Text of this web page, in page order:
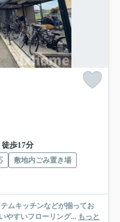
歩17分
敷地内ごみ置き場
ムキッチンなどが揃ってお
やすいフローリング... もっと